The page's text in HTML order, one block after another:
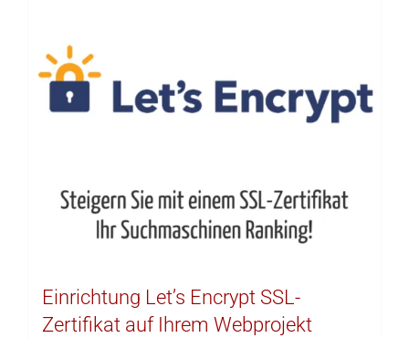
Einrichtung Let’s Encrypt SSL-
Zertifikat auf Ihrem Webprojekt